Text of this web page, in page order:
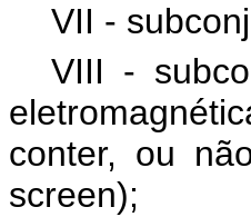
VII -
VIII -
conter, ou
screen);